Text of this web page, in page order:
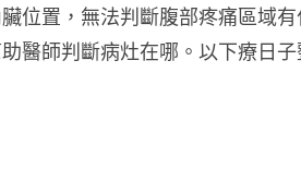
位置，無法判斷腹部疼痛區域
醫師判斷病灶在哪。以下療日